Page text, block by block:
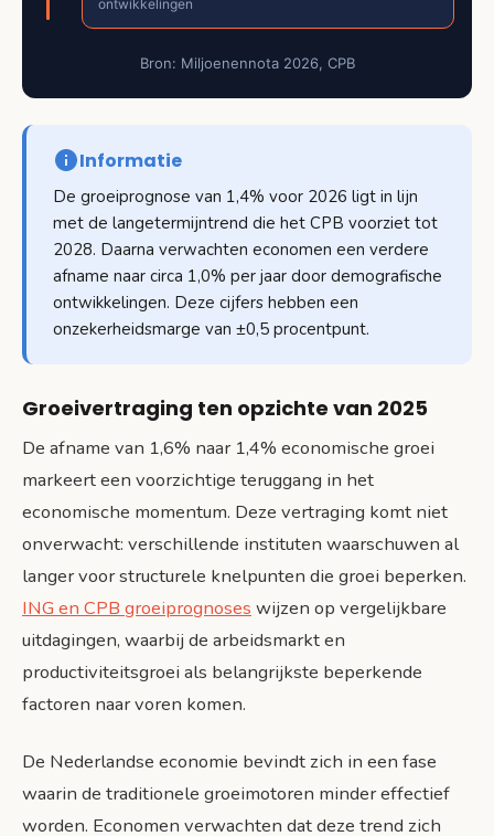
ontwikkelingen
Bron: Miljoenennota 2026, CPB
Informatie
De groeiprognose van 1,4% voor 2026 ligt in lijn
met de langetermijntrend die het CPB voorziet tot
2028. Daarna verwachten economen een verdere
afname naar circa 1,0% per jaar door demografische
ontwikkelingen. Deze cijfers hebben een
onzekerheidsmarge van ±0,5 procentpunt.
Groeivertraging ten opzichte van 2025
De afname van 1,6% naar 1,4% economische groei
markeert een voorzichtige teruggang in het
economische momentum. Deze vertraging komt niet
onverwacht: verschillende instituten waarschuwen al
langer voor structurele knelpunten die groei beperken.
ING en CPB groeiprognoses wijzen op vergelijkbare
uitdagingen, waarbij de arbeidsmarkt en
productiviteitsgroei als belangrijkste beperkende
factoren naar voren komen.
De Nederlandse economie bevindt zich in een fase
waarin de traditionele groeimotoren minder effectief
worden. Economen verwachten dat deze trend zich